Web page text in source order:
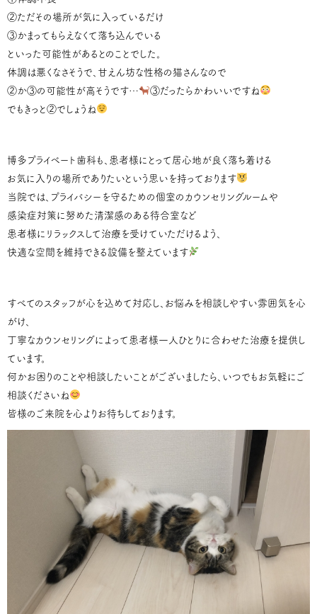
②ただその場所が気に入っているだけ
③かまってもらえなくて落ち込んでいる
といった可能性があるとのことでした。
体調は悪くなさそうで、甘えん坊な性格の猫さんなので
②か③の可能性が高そうです…
③だったらかわいいですね
でもきっと②でしょうね
博多プライベート歯科も、患者様にとって居心地が良く落ち着ける
お気に入りの場所でありたいという思いを持っております
当院では、プライバシーを守るための個室のカウンセリングルームや
感染症対策に努めた清潔感のある待合室など
患者様にリラックスして治療を受けていただけるよう、
快適な空間を維持できる設備を整えています
すべてのスタッフが心を込めて対応し、お悩みを相談しやすい雰囲気を心
がけ、
丁寧なカウンセリングによって患者様一人ひとりに合わせた治療を提供し
ています。
何かお困りのことや相談したいことがございましたら、いつでもお気軽にご
相談くださいね
皆様のご来院を心よりお待ちしております。